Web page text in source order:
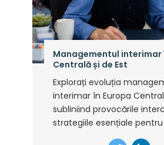
Managementul interimar
Centrală și de Est
Explorați evoluția
interimar în Europa
subliniind provocările
strategiile esențiale pentru